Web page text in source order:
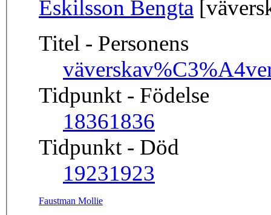
Eskilsson Bengta
Titel - Personens
väverska
Tidpunkt - Födelse
18361836
Tidpunkt - Död
19231923
Faustman Mollie